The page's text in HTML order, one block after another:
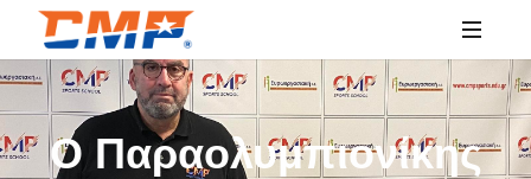
SPORTS
EDUCATION
Ο Παραολυμπιονίκης